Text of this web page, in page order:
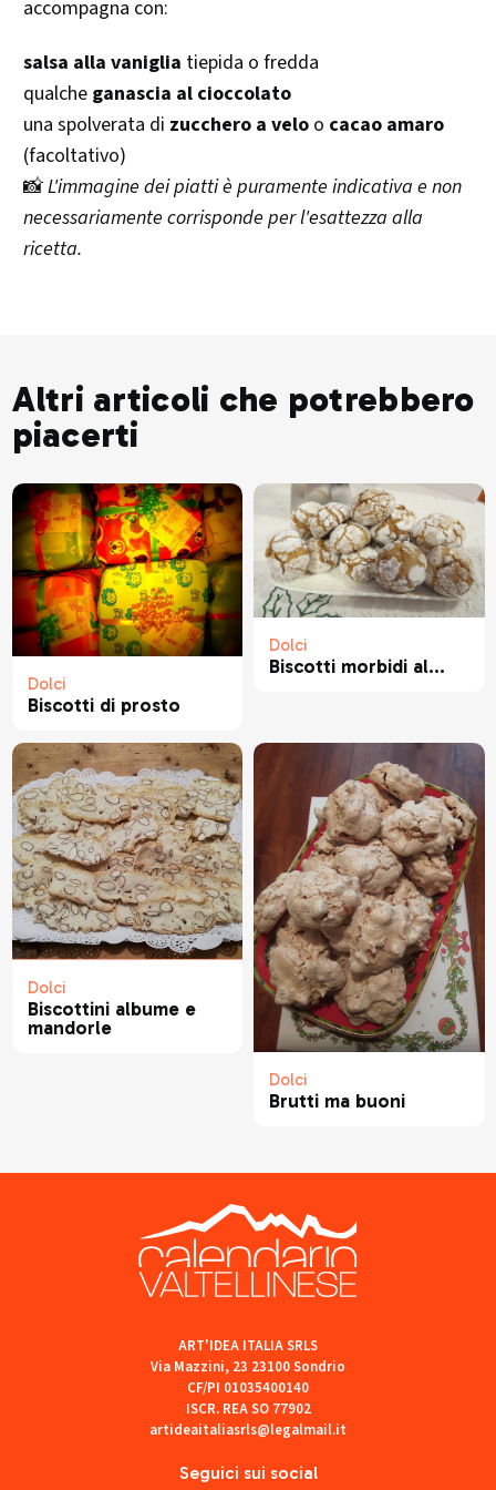
accompagna con:
salsa alla vaniglia tiepida o fredda
qualche ganascia al cioccolato
una spolverata di zucchero a velo o cacao amaro
(facoltativo)
📸L'immagine dei piatti è puramente indicativa e non
necessariamente corrisponde per l'esattezza alla
ricetta.
Altri articoli che potrebbero
piacerti
Dolci
Biscotti di prosto
Dolci
Biscotti morbidi al...
Dolci
Biscottini albume e
mandorle
Dolci
Brutti ma buoni
Seguici sui social
ART'IDEA ITALIA SRLS
Via Mazzini, 23 23100 Sondrio
CF/PI 01035400140
ISCR. REA SO 77902
artideaitaliasrls@legalmail.it